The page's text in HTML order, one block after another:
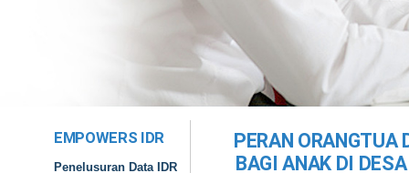
EMPOWERS IDR
Penelusuran Data IDR
PERAN
BAGI ANAK DI